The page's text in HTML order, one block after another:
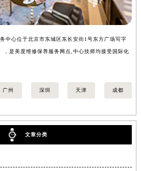
中心位于北京市东城区东长安街1号东方广场写字
，是美度维修保养服务网点,中心技师均接受国际化
广州 深圳 天津 成都
文章分类